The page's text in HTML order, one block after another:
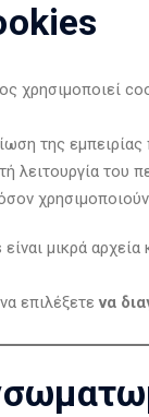
χρησιμοποιεί
της
λειτουργία του
μικρά
επιλέξετενα